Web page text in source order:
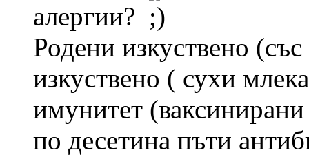
алергии?
Родени изкуствено
изкуствено ( сухи
имунитет
по десетина пъти